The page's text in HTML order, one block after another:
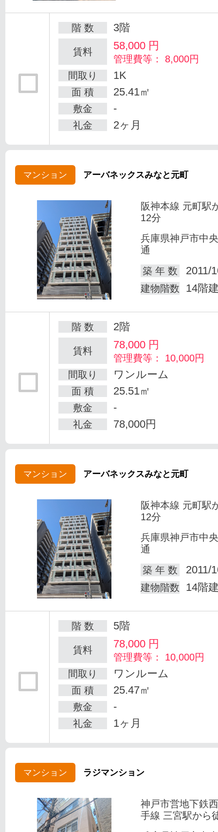
階 数 3階
賃料 58,000 円
管理費等： 8,000円
間取り
1K
面 積 25.41㎡
敷金 -
礼金 2ヶ月
マンション アーバネックスみなと元町
阪神本線 元町駅
12分
兵庫県神戸市中
通
築 年 数
2011/
建物階数 14階
階 数 2階
賃料 78,000 円
管理費等： 10,000円
間取り
ワンルーム
面 積 25.51㎡
敷金 -
礼金 78,000円
マンション アーバネックスみなと元町
阪神本線 元町駅
12分
兵庫県神戸市中
通
築 年 数
2011/
建物階数 14階
階 数 5階
賃料 78,000 円
管理費等： 10,000円
間取り
ワンルーム
面 積 25.47㎡
敷金 -
礼金 1ヶ月
マンション ラジマンション
神戸市営地下鉄
手線 三宮駅から